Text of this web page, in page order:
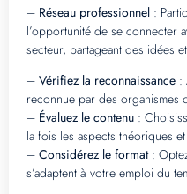
– Réseau professionnel :
l’opportunité de se connecter
secteur, partageant des idées
– Vérifiez la reconnaissance :
reconnue par des organismes
– Évaluez le contenu :
la fois les aspects théoriques
– Considérez le format:
s’adaptent à votre emploi du